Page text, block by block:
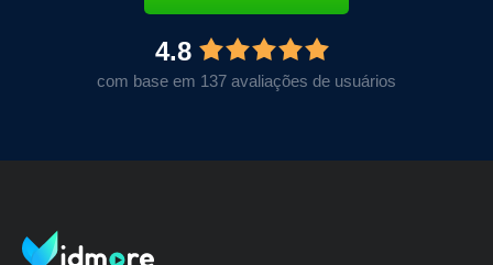
4.8
com base em 137 avaliações de usuários